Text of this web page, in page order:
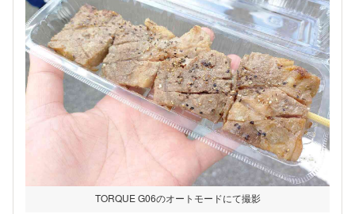
TORQUE G06のオートモードにて撮影